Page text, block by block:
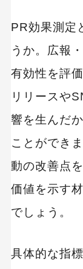
定量的な
戦略的な広
PR効果測定
導入目的
対象メデ
PR効果測定
うか。広報
有効性を評
リリースや
響を生んだ
ことができ
動の改善点
価値を示す
でしょう。
具体的な指